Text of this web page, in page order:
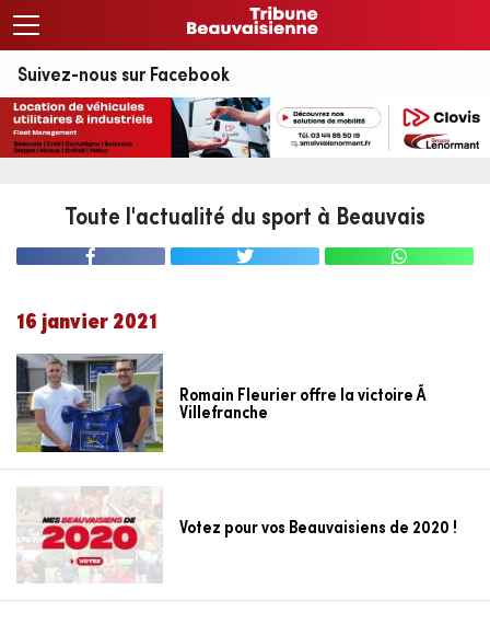
Suivez-nous sur Facebook
Toute l'actualité du sport à Beauvais
16 janvier 2021
Romain Fleurier offre la victoire Ã
Villefranche
Votez pour vos Beauvaisiens de 2020 !